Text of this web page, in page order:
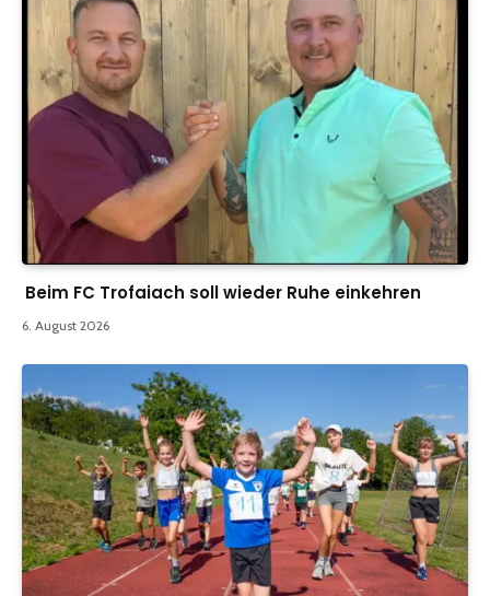
Beim FC Trofaiach soll wieder Ruhe einkehren
6. August 2026